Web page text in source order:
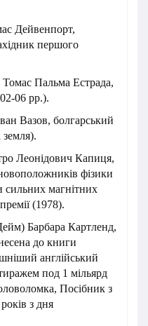
Дейвенпорт,
першого
Пальма Естрада,
06 рр.).
Вазов, болгарський
Леонідович Капиця,
фізики
сильних магнітних
(1978).
Барбара Картленд,
до книги
англійський
под 1 мільярд
Посібник з
з дня